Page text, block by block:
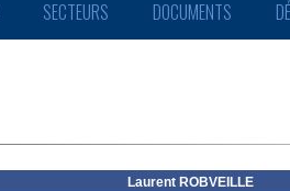
SECTEURS DOCUMENTS
Laurent ROBVEILLE